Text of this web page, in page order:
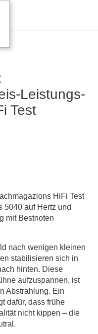
Leistungs-
Test
HiFi Test
5040 auf Hertz und
mit Bestnoten
nach wenigen kleinen
stabilisieren sich in
hinten. Diese
aufzuspannen, ist
Abstrahlung. Ein
dafür, dass frühe
nicht kippen – die